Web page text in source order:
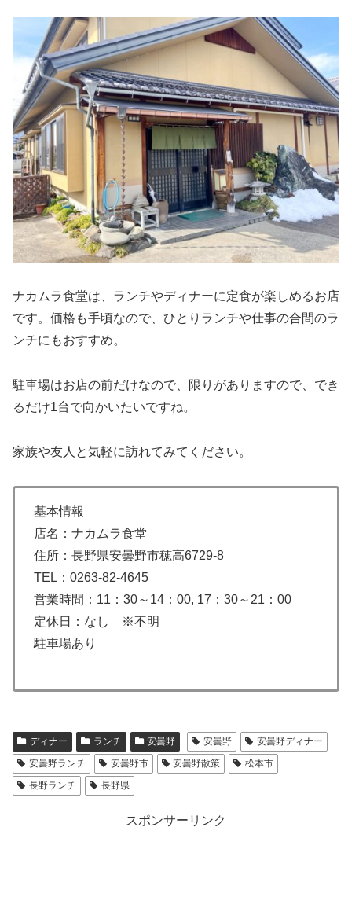
ナカムラ食堂は、ランチやディナーに定食が楽しめるお店
です。価格も手頃なので、ひとりランチや仕事の合間のラ
ンチにもおすすめ。
駐車場はお店の前だけなので、限りがありますので、でき
るだけ1台で向かいたいですね。
家族や友人と気軽に訪れてみてください。
基本情報
店名：ナカムラ食堂
住所：長野県安曇野市穂高6729-8
TEL：0263-82-4645
営業時間：11：30～14：00, 17：30～21：00
定休日：なし ※不明
駐車場あり
ディナー ランチ 安曇野 安曇野
安曇野ディナー
安曇野ランチ
安曇野市 安曇野散策
松本市
長野ランチ
長野県
スポンサーリンク